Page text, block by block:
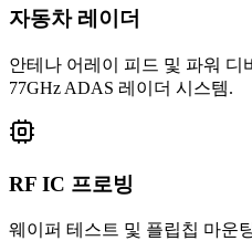
자동차 레이더
안테나 어레이 피드 및 파워 디
77GHz ADAS 레이더 시스템.
RF IC 프로빙
웨이퍼 테스트 및 플립칩 마운